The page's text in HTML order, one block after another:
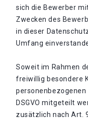
sich die Bewerber
Zwecken des
in dieser
Umfang
Soweit im Rahmen
freiwillig besondere
personenbezogenen
DSGVO mitgeteilt
zusätzlich nach Art.